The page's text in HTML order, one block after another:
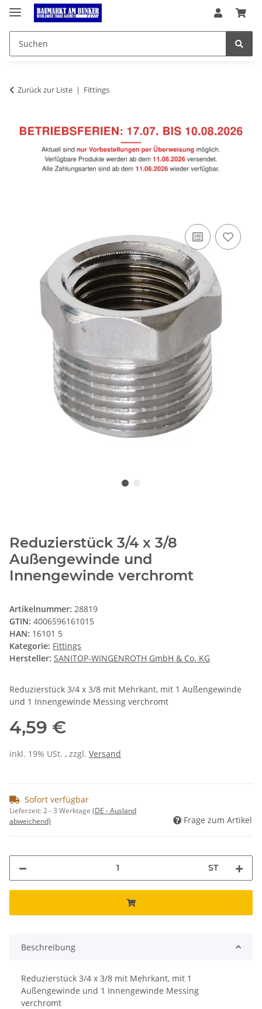
Zurück zur Liste Fittings
Reduzierstück 3/4 x 3/8
Außengewinde und
Innengewinde verchromt
Artikelnummer: 28819
GTIN: 4006596161015
HAN: 16101 5
Kategorie: Fittings
Hersteller: SANITOP-WINGENROTH GmbH & Co. KG
Reduzierstück 3/4 x 3/8 mit Mehrkant, mit 1 Außengewinde
und 1 Innengewinde Messing verchromt
4,59 €
inkl. 19% USt. , zzgl. Versand
Sofort verfügbar
Lieferzeit:2 - 3 Werktage (DE - Ausland
abweichend)
Frage zum Artikel
ST
Beschreibung
Reduzierstück 3/4 x 3/8 mit Mehrkant, mit 1
Außengewinde und 1 Innengewinde Messing
verchromt